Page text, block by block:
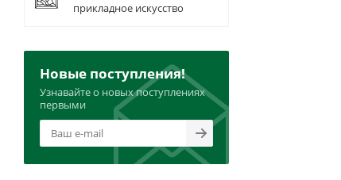
прикладное искусство
Новые поступления!
Узнавайте о новых поступлениях
первыми